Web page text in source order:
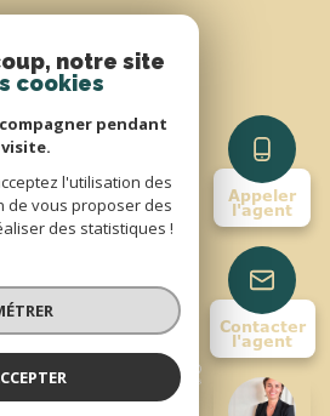
Stéphanie MORIN
Appeler
l'agent
Contacter
l'agent
notre site
cookies
pendant
l'utilisation des
de vous proposer des
des statistiques !